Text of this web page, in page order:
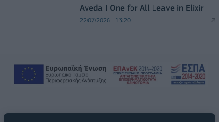
Aveda I One for All Leave in Elixir
22/07/2026 - 13:20